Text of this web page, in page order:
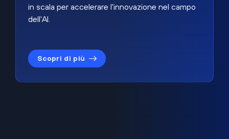
in scala per accelerare l'innovazione nel campo
dell'AI.
Scopri di più